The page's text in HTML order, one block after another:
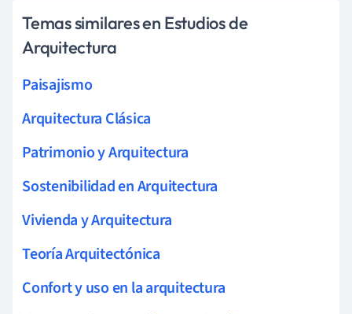
Temas similares en Estudios de
Arquitectura
Paisajismo
Arquitectura Clásica
Patrimonio y Arquitectura
Sostenibilidad en Arquitectura
Vivienda y Arquitectura
Teoría Arquitectónica
Confort y uso en la arquitectura